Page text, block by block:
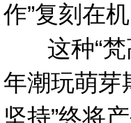
作”复刻在
这种“梵
年潮玩萌芽
坚持”终将